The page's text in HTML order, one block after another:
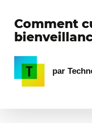
Comment
par